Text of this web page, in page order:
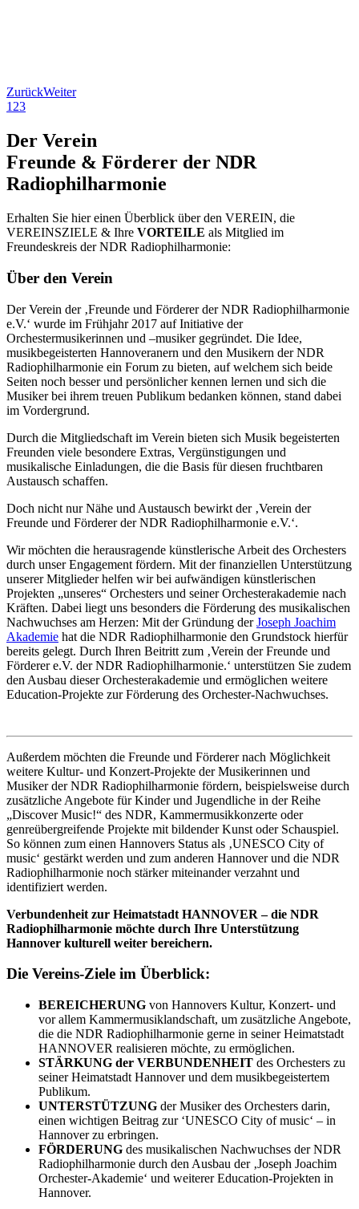
ZurückWeiter
123
Der Verein
Freunde & Förderer der NDR
Radiophilharmonie
Erhalten Sie hier einen Überblick über den VEREIN, die
VEREINSZIELE & Ihre VORTEILE als Mitglied im
Freundeskreis der NDR Radiophilharmonie:
Über den Verein
Der Verein der ‚Freunde und Förderer der NDR Radiophilharmonie
e.V.‘ wurde im Frühjahr 2017 auf Initiative der
Orchestermusikerinnen und –musiker gegründet. Die Idee,
musikbegeisterten Hannoveranern und den Musikern der NDR
Radiophilharmonie ein Forum zu bieten, auf welchem sich beide
Seiten noch besser und persönlicher kennen lernen und sich die
Musiker bei ihrem treuen Publikum bedanken können, stand dabei
im Vordergrund.
Durch die Mitgliedschaft im Verein bieten sich Musik begeisterten
Freunden viele besondere Extras, Vergünstigungen und
musikalische Einladungen, die die Basis für diesen fruchtbaren
Austausch schaffen.
Doch nicht nur Nähe und Austausch bewirkt der ‚Verein der
Freunde und Förderer der NDR Radiophilharmonie e.V.‘.
Wir möchten die herausragende künstlerische Arbeit des Orchesters
durch unser Engagement fördern. Mit der finanziellen Unterstützung
unserer Mitglieder helfen wir bei aufwändigen künstlerischen
Projekten „unseres“ Orchesters und seiner Orchesterakademie nach
Kräften. Dabei liegt uns besonders die Förderung des musikalischen
Nachwuchses am Herzen: Mit der Gründung derJoseph Joachim
Akademie hat die NDR Radiophilharmonie den Grundstock hierfür
bereits gelegt. Durch Ihren Beitritt zum ‚Verein der Freunde und
Förderer e.V. der NDR Radiophilharmonie.‘ unterstützen Sie zudem
den Ausbau dieser Orchesterakademie und ermöglichen weitere
Education-Projekte zur Förderung des Orchester-Nachwuchses.
Außerdem möchten die Freunde und Förderer nach Möglichkeit
weitere Kultur- und Konzert-Projekte der Musikerinnen und
Musiker der NDR Radiophilharmonie fördern, beispielsweise durch
zusätzliche Angebote für Kinder und Jugendliche in der Reihe
„Discover Music!“ des NDR, Kammermusikkonzerte oder
genreübergreifende Projekte mit bildender Kunst oder Schauspiel.
So können zum einen Hannovers Status als ‚UNESCO City of
music‘ gestärkt werden und zum anderen Hannover und die NDR
Radiophilharmonie noch stärker miteinander verzahnt und
identifiziert werden.
Verbundenheit zur Heimatstadt HANNOVER – die NDR
Radiophilharmonie möchte durch Ihre Unterstützung
Hannover kulturell weiter bereichern.
Die Vereins-Ziele im Überblick:
BEREICHERUNG von Hannovers Kultur, Konzert- und
vor allem Kammermusiklandschaft, um zusätzliche Angebote,
die die NDR Radiophilharmonie gerne in seiner Heimatstadt
HANNOVER realisieren möchte, zu ermöglichen.
STÄRKUNG der VERBUNDENHEIT des Orchesters zu
seiner Heimatstadt Hannover und dem musikbegeistertem
Publikum.
UNTERSTÜTZUNG der Musiker des Orchesters darin,
einen wichtigen Beitrag zur ‘UNESCO City of music‘ – in
Hannover zu erbringen.
FÖRDERUNG des musikalischen Nachwuchses der NDR
Radiophilharmonie durch den Ausbau der ‚Joseph Joachim
Orchester-Akademie‘ und weiterer Education-Projekten in
Hannover.